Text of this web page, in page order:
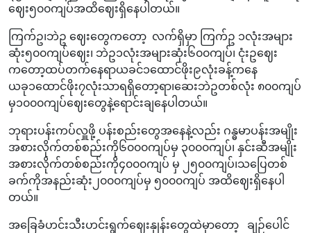
ဈေး၅၀၀ကျပ်အထိဈေးရှိနေပါတယ်။
ကြက်ဥ၊ဘဲဥ ဈေးတွေကတော့ လက်ရှိမှာ ကြက်ဥ ၁လုံးအများ
ဆုံး၅၀၀ကျပ်ဈေး၊ ဘဲဥ၁လုံးအများဆုံး၆၀၀ကျပ်၊ ငုံးဥဈေး
ကတော့ထပ်တက်နေရာယခင်၁ထောင်ဖိုး၉လုံးခန့်ကနေ
ယခု၁ထောင်ဖိုး၇လုံးသာရရှိတော့ရာ၊ဆေးဘဲဥတစ်လုံး ၈၀၀ကျပ်
မှ၁၀၀၀ကျပ်ဈေးတွေနဲ့ရောင်းချနေပါတယ်။
ဘုရားပန်းကပ်လှူဖို့ ပန်းစည်းတွေအနေနဲ့လည်း ဂန္ဓမာပန်းအမျိုး
အစားလိုက်တစ်စည်းကို၆၀၀၀ကျပ်မှ ၃၀၀၀ကျပ်၊ နှင်းဆီအမျိုး
အစားလိုက်တစ်စည်းကို၄၀၀၀ကျပ် မှ ၂၅၀၀ကျပ်၊သပြေတစ်
ခက်ကိုအနည်းဆုံး၂၀၀၀ကျပ်မှ ၅၀၀၀ကျပ် အထိဈေးရှိနေပါ
တယ်။
အခြေခံဟင်းသီးဟင်းရွက်ဈေးနှုန်းတွေထဲမှာတော့ ချဉ်ပေါင်